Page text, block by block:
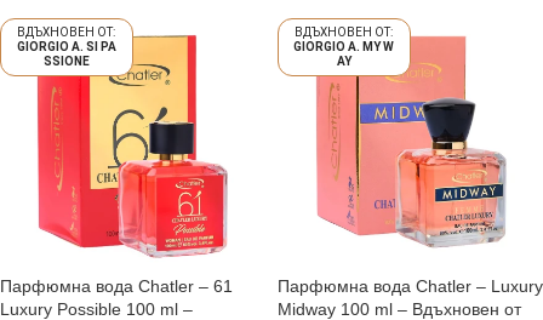
GIORGIO A. SI PA
SSIONE
Парфюмна вода Chatler – 61
Luxury Possible 100 ml –
GIORGIO A. MY W
AY
Парфюмна вода Chatler – Luxury
Midway 100 ml – Вдъхновен от